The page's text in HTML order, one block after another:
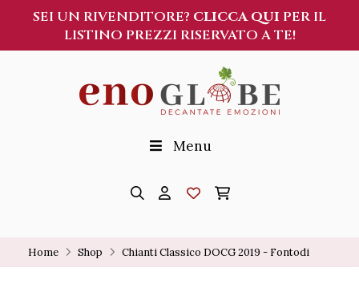
SEI UN RIVENDITORE? CLICCA QUI PER IL
LISTINO PREZZI RISERVATO A TE!
Menu
Home Shop Chianti Classico DOCG 2019 - Fontodi